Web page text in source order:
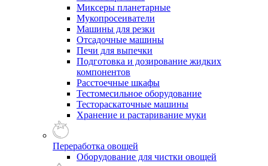
Миксеры планетарные
Мукопросеиватели
Машины для резки
Отсадочные машины
Печи для выпечки
Подготовка и дозирование жидких
компонентов
Расстоечные шкафы
Тестомесильное оборудование
Тестораскаточные машины
Хранение и растаривание муки
Переработка овощей
Оборудование для чистки овощей